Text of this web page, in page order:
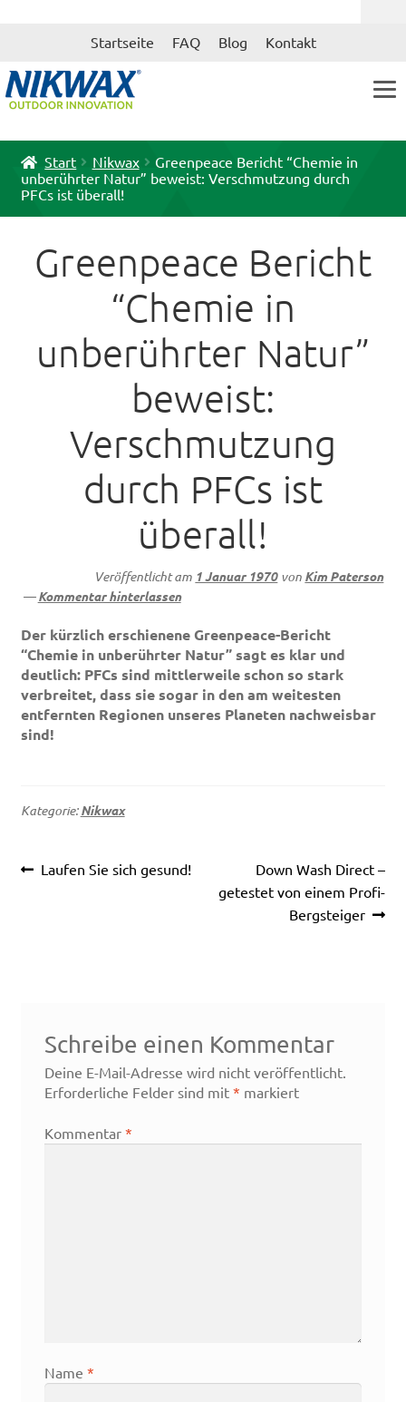
Navigation
Zum
Startseite FAQ Blog Kontakt
Start Nikwax
Greenpeace Bericht “Chemie in
unberührter Natur” beweist: Verschmutzung durch
PFCs ist überall!
Veröffentlicht am 1 Januar 1970 von Kim Paterson
—Kommentar hinterlassen
Greenpeace Bericht
“Chemie in
unberührter Natur”
beweist:
Verschmutzung
durch PFCs ist
überall!
Der kürzlich erschienene Greenpeace-Bericht
“Chemie in unberührter Natur” sagt es klar und
deutlich: PFCs sind mittlerweile schon so stark
verbreitet, dass sie sogar in den am weitesten
entfernten Regionen unseres Planeten nachweisbar
sind!
Kategorie:Nikwax
Beitragsnavigation
Vorheriger
Laufen Sie sich gesund!
Nächster
Beitrag:
Down Wash Direct –
getestet von einem Profi-
Bergsteiger
Schreibe einen Kommentar
Deine E-Mail-Adresse wird nicht veröffentlicht.
Erforderliche Felder sind mit * markiert
Kommentar *
Name *